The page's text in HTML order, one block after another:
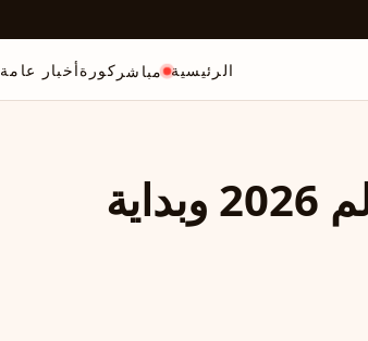
الرئيسية مباشر كورةأخبار عامة
خروج البرتغال من كأس العالم 2026 وبداية